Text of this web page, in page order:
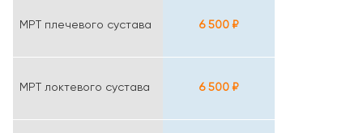
МРТ плечевого сустава 6 500 ₽
МРТ локтевого сустава 6 500 ₽